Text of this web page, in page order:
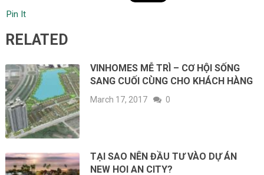
Pin It
RELATED
VINHOMES MỄ TRÌ – CƠ HỘI SỐNG
SANG CUỐI CÙNG CHO KHÁCH HÀNG
March 17, 2017 0
TẠI SAO NÊN ĐẦU TƯ VÀO DỰ ÁN
NEW HOI AN CITY?